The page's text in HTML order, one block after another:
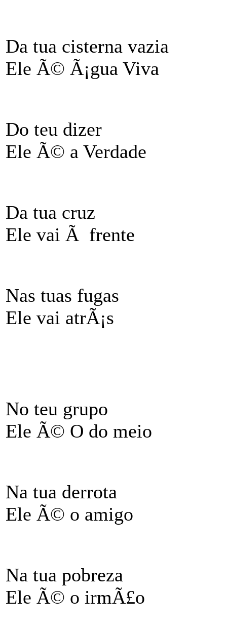
Da tua cisterna vazia
Ele Ã© Ã¡gua Viva
Do teu dizer
Ele Ã© a Verdade
Da tua cruz
Ele vai Ã frente
Nas tuas fugas
Ele vai atrÃ¡s
No teu grupo
Ele Ã© O do meio
Na tua derrota
Ele Ã© o amigo
Na tua pobreza
Ele Ã© o irmÃ£o